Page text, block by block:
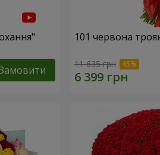
101 червона
11 635 грн